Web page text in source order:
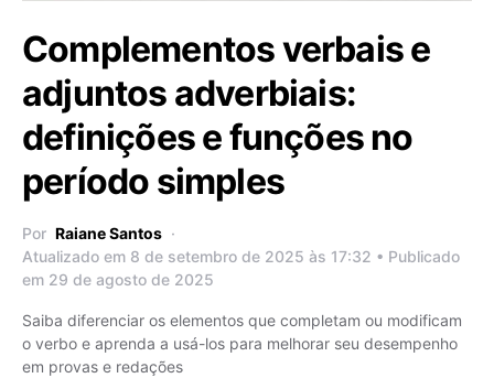
Complementos verbais e
adjuntos adverbiais:
definições e funções no
período simples
Por Raiane Santos
Atualizado em 8 de setembro de 2025 às 17:32 • Publicado
em 29 de agosto de 2025
Saiba diferenciar os elementos que completam ou modificam
o verbo e aprenda a usá-los para melhorar seu desempenho
em provas e redações